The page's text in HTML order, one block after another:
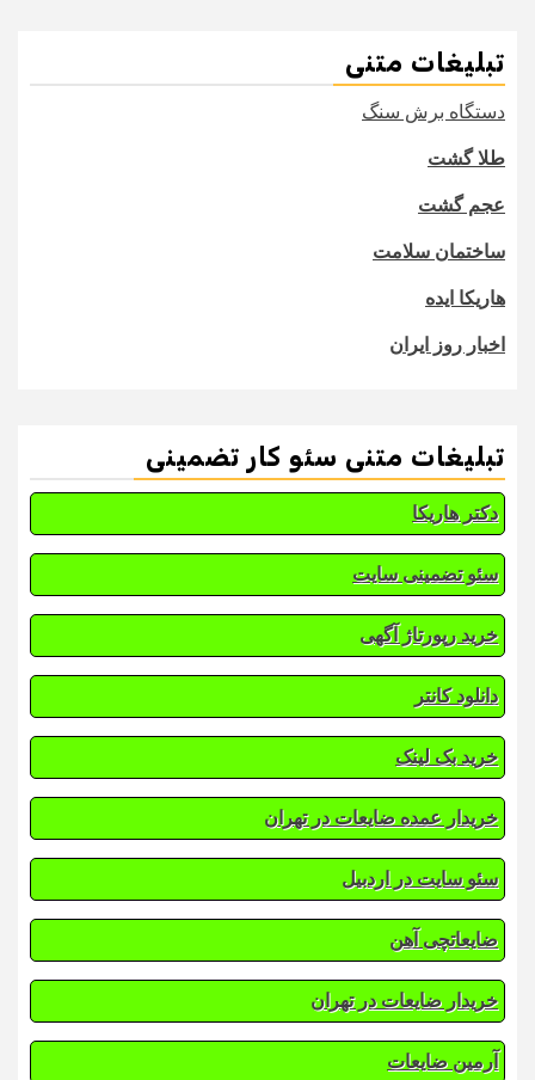
تبلیغات متنی
دستگاه برش سنگ
طلا گشت
عجم گشت
ساختمان سلامت
هاریکا ایده
اخبار روز ایران
تبلیغات متنی سئو کار تضمینی
دکتر هاریکا
سئو تضمینی سایت
خرید رپورتاژ آگهی
دانلود کانتر
خرید بک لینک
خریدار عمده ضایعات در تهران
سئو سایت در اردبیل
ضایعاتچی آهن
خریدار ضایعات در تهران
آرمین ضایعات